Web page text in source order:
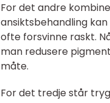
For det andre
ansiktsbehandling
ofte forsvinne raskt.
man redusere
måte.
For det tredje står